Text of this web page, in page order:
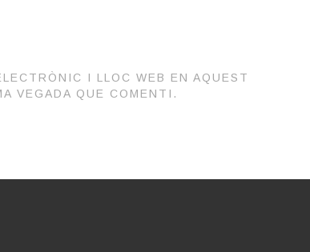
I LLOC WEB EN AQUEST
VEGADA QUE COMENTI.